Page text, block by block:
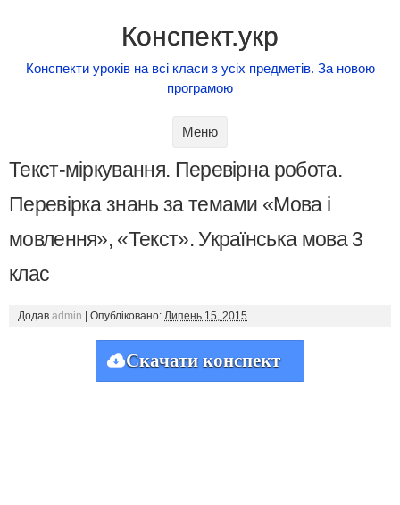
Конспект.укр
Конспекти уроків на всі класи з усіх предметів. За новою
програмою
Меню
Текст-міркування. Перевірна робота.
Перевірка знань за темами «Мова і
мовлення», «Текст». Українська мова 3
клас
Додав admin Опубліковано: Липень 15, 2015
Скачати конспект